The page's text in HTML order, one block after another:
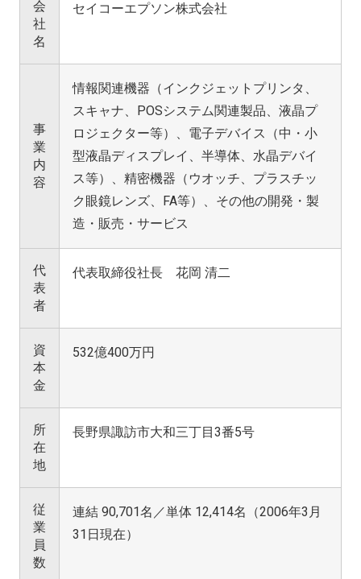
会
社
名
セイコーエプソン株式会社
事
業
内
容
情報関連機器（インクジェットプリンタ、
スキャナ、POSシステム関連製品、液晶プ
ロジェクター等）、電子デバイス（中・小
型液晶ディスプレイ、半導体、水晶デバイ
ス等）、精密機器（ウオッチ、プラスチッ
ク眼鏡レンズ、FA等）、その他の開発・製
造・販売・サービス
代
表
者
代表取締役社長 花岡 清二
資
本
金
532億400万円
所
在
地
長野県諏訪市大和三丁目3番5号
従
業
員
数
連結 90,701名／単体 12,414名（2006年3月
31日現在）